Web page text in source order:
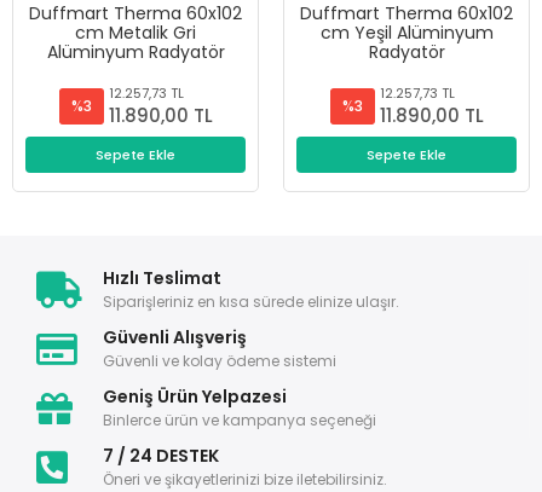
Duffmart Therma 60x102
cm Metalik Gri
Alüminyum Radyatör
%3
12.257,73 TL
11.890,00 TL
Sepete Ekle
Duffmart Therma 60x102
cm Yeşil Alüminyum
Radyatör
%3
12.257,73 TL
11.890,00 TL
Sepete Ekle
Hızlı Teslimat
Siparişleriniz en kısa sürede elinize ulaşır.
Güvenli Alışveriş
Güvenli ve kolay ödeme sistemi
Geniş Ürün Yelpazesi
Binlerce ürün ve kampanya seçeneği
7 / 24 DESTEK
Öneri ve şikayetlerinizi bize iletebilirsiniz.